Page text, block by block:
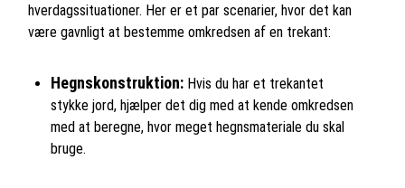
hverdagssituationer. Her er et par scenarier, hvor det kan
være gavnligt at bestemme omkredsen af en trekant:
Hegnskonstruktion: Hvis du har et trekantet
stykke jord, hjælper det dig med at kende omkredsen
med at beregne, hvor meget hegnsmateriale du skal
bruge.